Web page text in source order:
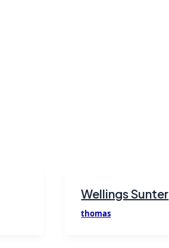
Wellings Sunter
thomas